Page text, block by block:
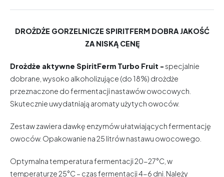
DROŻDŻE GORZELNICZE SPIRITFERM DOBRA JAKOŚĆ
ZA NISKĄ CENĘ
Drożdże aktywne SpiritFerm Turbo Fruit - specjalnie
dobrane, wysoko alkoholizujące (do 18%) drożdże
przeznaczone do fermentacji nastawów owocowych.
Skutecznie uwydatniają aromaty użytych owoców.
Zestaw zawiera dawkę enzymów ułatwiających fermentację
owoców. Opakowanie na 25 litrów nastawu owocowego.
Optymalna temperatura fermentacji 20-27°C, w
temperaturze 25°C – czas fermentacji 4-6 dni. Należy